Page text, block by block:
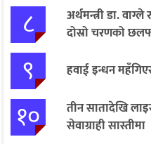
८
अर्थमन्त्री डा.
दोस्रो चरणको
९ हवाई इन्धन
१०
तीन सातादेखि
सेवाग्राही सास्तीमा